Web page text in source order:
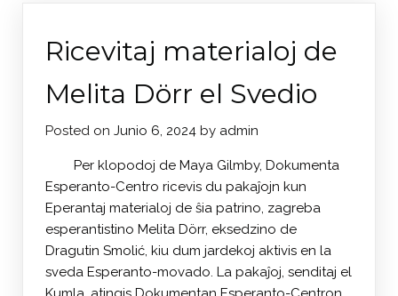
Ricevitaj materialoj de
Melita Dörr el Svedio
Posted on Junio 6, 2024 by admin
Per klopodoj de Maya Gilmby, Dokumenta
Esperanto-Centro ricevis du pakaĵojn kun
Eperantaj materialoj de ŝia patrino, zagreba
esperantistino Melita Dörr, eksedzino de
Dragutin Smolić, kiu dum jardekoj aktivis en la
sveda Esperanto-movado. La pakaĵoj, senditaj el